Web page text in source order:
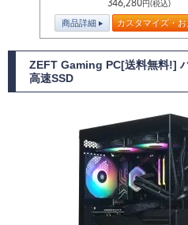
346,280円(税込)
商品詳細 カスタマイズ・
ZEFT Gaming PC[送料無料!]
高速SSD